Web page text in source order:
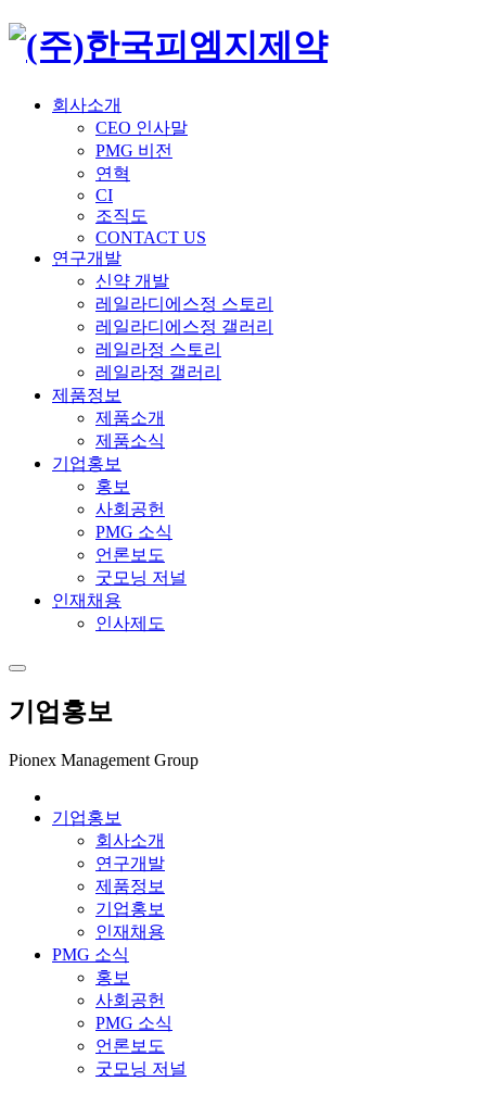
회사소개
CEO 인사말
PMG 비전
연혁
CI
조직도
CONTACT US
연구개발
신약 개발
레일라디에스정 스토리
레일라디에스정 갤러리
레일라정 스토리
레일라정 갤러리
제품정보
제품소개
제품소식
기업홍보
홍보
사회공헌
PMG 소식
언론보도
굿모닝 저널
인재채용
인사제도
기업홍보
Pionex Management Group
기업홍보
회사소개
연구개발
제품정보
기업홍보
인재채용
PMG 소식
홍보
사회공헌
PMG 소식
언론보도
굿모닝 저널